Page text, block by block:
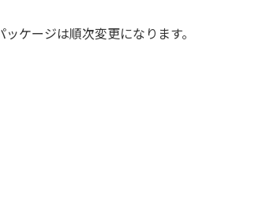
ッケージは順次変更になります。